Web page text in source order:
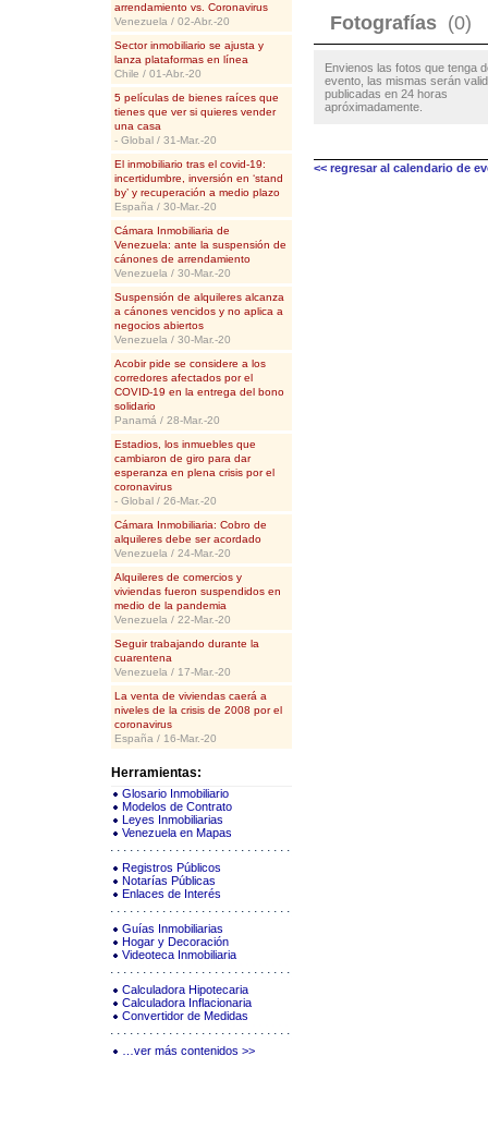
arrendamiento vs. Coronavirus
Venezuela / 02-Abr.-20
Sector inmobiliario se ajusta y
lanza plataformas en línea
Chile / 01-Abr.-20
5 películas de bienes raíces que
tienes que ver si quieres vender
una casa
- Global / 31-Mar.-20
El inmobiliario tras el covid-19:
incertidumbre, inversión en ‘stand
by’ y recuperación a medio plazo
España / 30-Mar.-20
Cámara Inmobiliaria de
Venezuela: ante la suspensión de
cánones de arrendamiento
Venezuela / 30-Mar.-20
Suspensión de alquileres alcanza
a cánones vencidos y no aplica a
negocios abiertos
Venezuela / 30-Mar.-20
Acobir pide se considere a los
corredores afectados por el
COVID-19 en la entrega del bono
solidario
Panamá / 28-Mar.-20
Estadios, los inmuebles que
cambiaron de giro para dar
esperanza en plena crisis por el
coronavirus
- Global / 26-Mar.-20
Cámara Inmobiliaria: Cobro de
alquileres debe ser acordado
Venezuela / 24-Mar.-20
Alquileres de comercios y
viviendas fueron suspendidos en
medio de la pandemia
Venezuela / 22-Mar.-20
Seguir trabajando durante la
cuarentena
Venezuela / 17-Mar.-20
La venta de viviendas caerá a
niveles de la crisis de 2008 por el
coronavirus
España / 16-Mar.-20
Herramientas:
Glosario Inmobiliario
Modelos de Contrato
Leyes Inmobiliarias
Venezuela en Mapas
Registros Públicos
Notarías Públicas
Enlaces de Interés
Guías Inmobiliarias
Hogar y Decoración
Videoteca Inmobiliaria
Calculadora Hipotecaria
Calculadora Inflacionaria
Convertidor de Medidas
…ver más contenidos >>
Fotografías (0)
Envienos las fotos que tenga
evento, las mismas serán
publicadas en 24 horas
apróximadamente.
<< regresar al calendario de